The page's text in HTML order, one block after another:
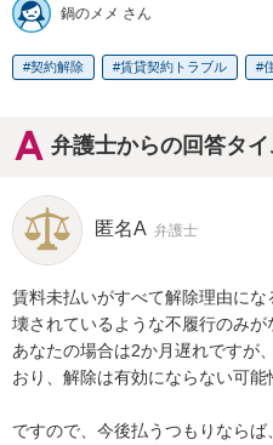
鍋のメメ さん
契約解除 賃貸契約トラブル
弁護士からの回答タ
匿名A 弁護士
賃料未払いがすべて解除理由に
壊されているような不履行のみが
あなたの場合は2か月遅れですが
おり、解除は有効にならない可能
ですので、今後払うつもりなら